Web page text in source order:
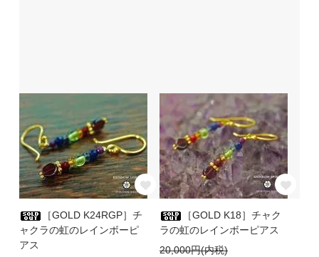
［GOLD K24RGP］チ
ャクラの虹のレインボーピ
アス
［GOLD K18］チャク
ラの虹のレインボーピアス
20,000円(内税)